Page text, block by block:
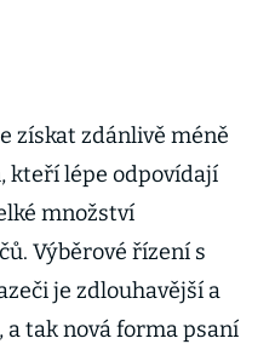
získat zdánlivě méně
kteří lépe odpovídají
množství
Výběrové řízení s
je zdlouhavější a
tak nová forma psaní